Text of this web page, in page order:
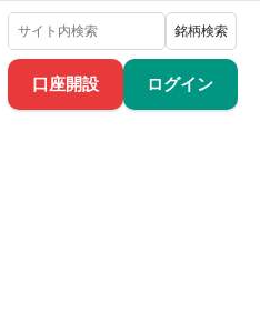
口座開設 ログイン
銘柄検索